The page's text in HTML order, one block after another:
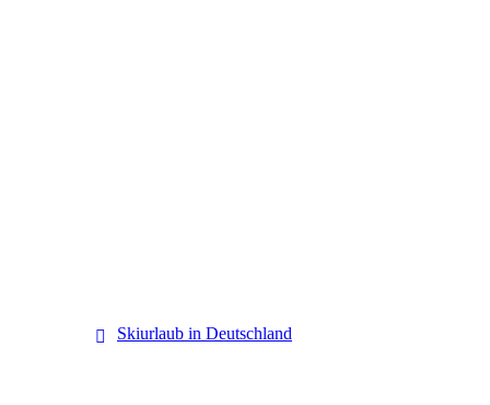
Skiurlaub in Deutschland